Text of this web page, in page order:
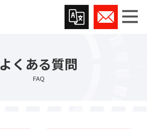
よくある質問
FAQ